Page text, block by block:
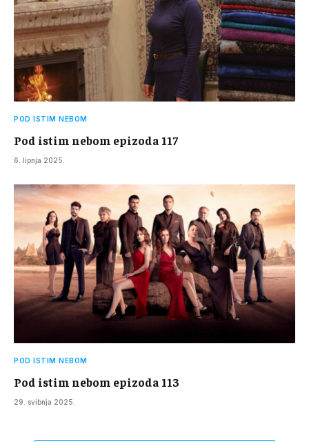
POD ISTIM NEBOM
Pod istim nebom epizoda 117
6. lipnja 2025.
POD ISTIM NEBOM
Pod istim nebom epizoda 113
29. svibnja 2025.